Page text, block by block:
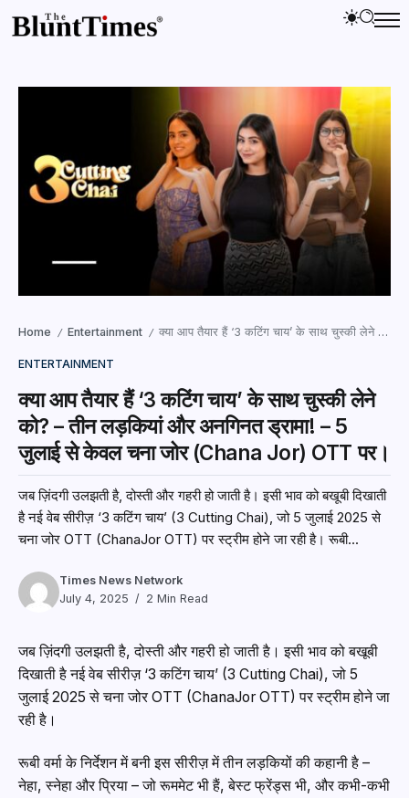
Home / Entertainment / क्या आप तैयार हैं ‘3 कटिंग चाय’ के साथ चुस्की लेने को? – तीन लड़कियां और अनगिनत ड्रामा! – 5 जुलाई से केवल चना जोर (Chana Jor) OTT पर।
ENTERTAINMENT
क्या आप तैयार हैं ‘3 कटिंग चाय’ के साथ चुस्की लेने
को? – तीन लड़कियां और अनगिनत ड्रामा! – 5
जुलाई से केवल चना जोर (Chana Jor) OTT पर।
जब ज़िंदगी उलझती है, दोस्ती और गहरी हो जाती है। इसी भाव को बखूबी दिखाती
है नई वेब सीरीज़ ‘3 कटिंग चाय’ (3 Cutting Chai), जो 5 जुलाई 2025 से
चना जोर OTT (ChanaJor OTT) पर स्ट्रीम होने जा रही है। रूबी...
Times News Network
July 4, 2025
2 Min Read
जब ज़िंदगी उलझती है, दोस्ती और गहरी हो जाती है। इसी भाव को बखूबी
दिखाती है नई वेब सीरीज़ ‘3 कटिंग चाय’ (3 Cutting Chai), जो 5
जुलाई 2025 से चना जोर OTT (ChanaJor OTT) पर स्ट्रीम होने जा
रही है।
रूबी वर्मा के निर्देशन में बनी इस सीरीज़ में तीन लड़कियों की कहानी है –
नेहा, स्नेहा और प्रिया – जो रूममेट भी हैं, बेस्ट फ्रेंड्स भी, और कभी-कभी